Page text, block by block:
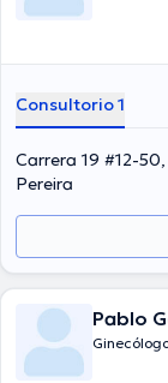
Consultorio 1
Carrera 19 #12-
Pereira
Pablo